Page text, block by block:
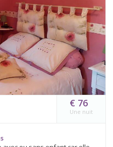
€ 76
Une nuit